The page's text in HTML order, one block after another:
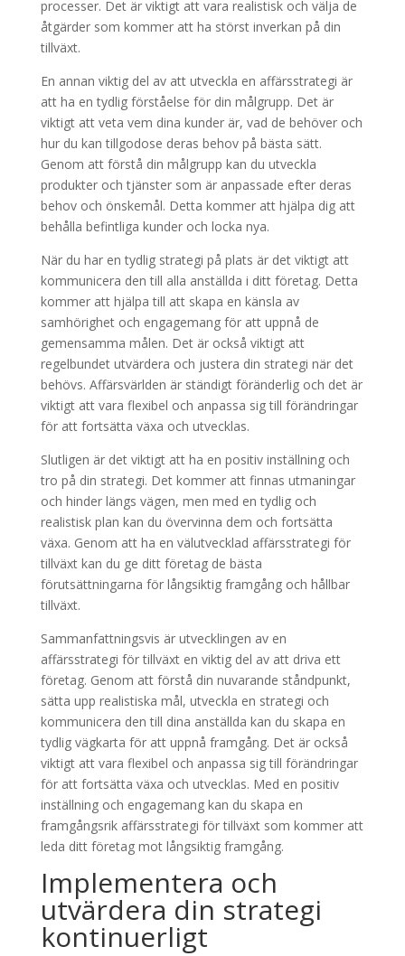
processer. Det är viktigt att vara realistisk och välja de
åtgärder som kommer att ha störst inverkan på din
tillväxt.
En annan viktig del av att utveckla en affärsstrategi är
att ha en tydlig förståelse för din målgrupp. Det är
viktigt att veta vem dina kunder är, vad de behöver och
hur du kan tillgodose deras behov på bästa sätt.
Genom att förstå din målgrupp kan du utveckla
produkter och tjänster som är anpassade efter deras
behov och önskemål. Detta kommer att hjälpa dig att
behålla befintliga kunder och locka nya.
När du har en tydlig strategi på plats är det viktigt att
kommunicera den till alla anställda i ditt företag. Detta
kommer att hjälpa till att skapa en känsla av
samhörighet och engagemang för att uppnå de
gemensamma målen. Det är också viktigt att
regelbundet utvärdera och justera din strategi när det
behövs. Affärsvärlden är ständigt föränderlig och det är
viktigt att vara flexibel och anpassa sig till förändringar
för att fortsätta växa och utvecklas.
Slutligen är det viktigt att ha en positiv inställning och
tro på din strategi. Det kommer att finnas utmaningar
och hinder längs vägen, men med en tydlig och
realistisk plan kan du övervinna dem och fortsätta
växa. Genom att ha en välutvecklad affärsstrategi för
tillväxt kan du ge ditt företag de bästa
förutsättningarna för långsiktig framgång och hållbar
tillväxt.
Sammanfattningsvis är utvecklingen av en
affärsstrategi för tillväxt en viktig del av att driva ett
företag. Genom att förstå din nuvarande ståndpunkt,
sätta upp realistiska mål, utveckla en strategi och
kommunicera den till dina anställda kan du skapa en
tydlig vägkarta för att uppnå framgång. Det är också
viktigt att vara flexibel och anpassa sig till förändringar
för att fortsätta växa och utvecklas. Med en positiv
inställning och engagemang kan du skapa en
framgångsrik affärsstrategi för tillväxt som kommer att
leda ditt företag mot långsiktig framgång.
Implementera och
utvärdera din strategi
kontinuerligt